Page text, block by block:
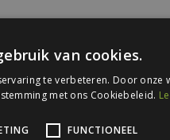
van cookies.
te verbeteren. Door onze
met ons Cookiebeleid.
FUNCTIONEEL